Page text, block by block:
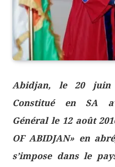
Abidjan, le 20 juin
Constitué en SA
Général le 12 août
OF ABIDJAN» en
s’impose dans le